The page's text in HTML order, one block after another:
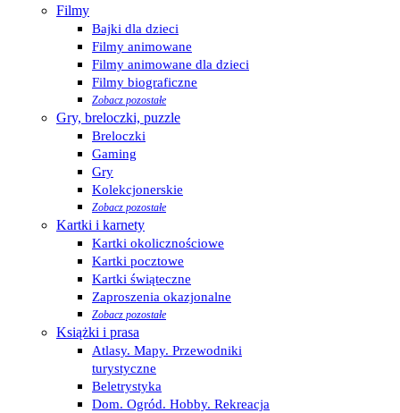
Filmy
Bajki dla dzieci
Filmy animowane
Filmy animowane dla dzieci
Filmy biograficzne
Zobacz pozostałe
Gry, breloczki, puzzle
Breloczki
Gaming
Gry
Kolekcjonerskie
Zobacz pozostałe
Kartki i karnety
Kartki okolicznościowe
Kartki pocztowe
Kartki świąteczne
Zaproszenia okazjonalne
Zobacz pozostałe
Książki i prasa
Atlasy. Mapy. Przewodniki
turystyczne
Beletrystyka
Dom. Ogród. Hobby. Rekreacja